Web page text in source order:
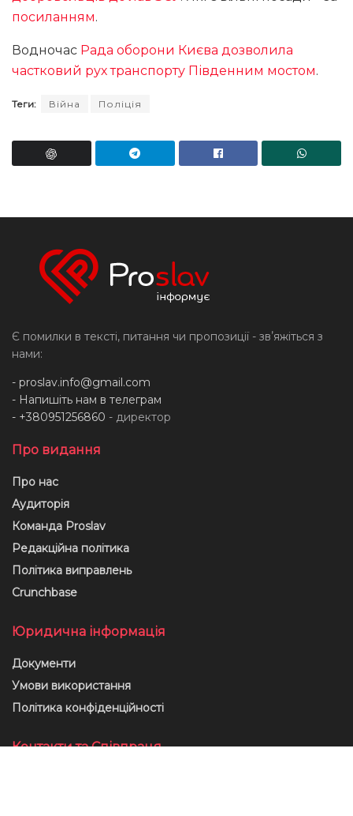
посиланням.
Водночас Рада оборони Києва дозволила
частковий рух транспорту Південним мостом.
Теги: Війна Поліція
Є помилки в тексті, питання чи пропозиції - звʼяжіться з
нами:
- proslav.info@gmail.com
- Напишіть нам в телеграм
- +380951256860 - директор
Про видання
Про нас
Аудиторія
Команда Proslav
Редакційна політика
Політика виправлень
Crunchbase
Юридична інформація
Документи
Умови використання
Політика конфіденційності
Контакти та Співпраця